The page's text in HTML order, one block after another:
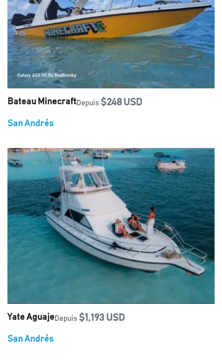
Bateau MinecraftDepuis $248 USD
San Andrés
Yate AguajeDepuis $1,193 USD
San Andrés